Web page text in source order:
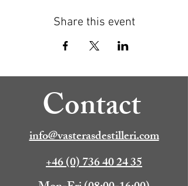
Share this event
Contact
info@vasterasdestilleri.com
+46 (0) 736 40 24 35